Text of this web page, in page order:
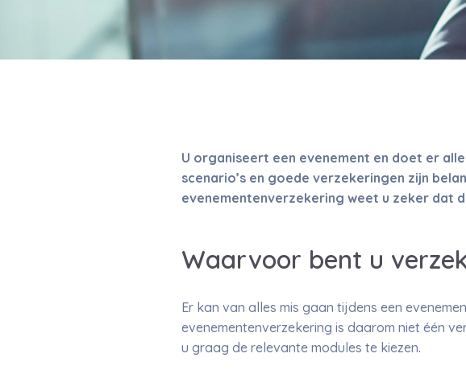
U organiseert een evenement en doet er
scenario’s en goede verzekeringen zijn
evenementenverzekering weet u zeker dat
Waarvoor bent u
Er kan van alles mis gaan tijdens een
evenementenverzekering is daarom niet één
u graag de relevante modules te kiezen.